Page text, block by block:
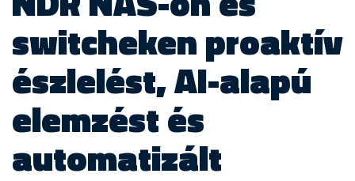
switcheken proaktív
észlelést, AI-alapú
elemzést és
automatizált